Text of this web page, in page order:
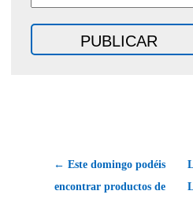
← Este domingo podéis
encontrar productos de